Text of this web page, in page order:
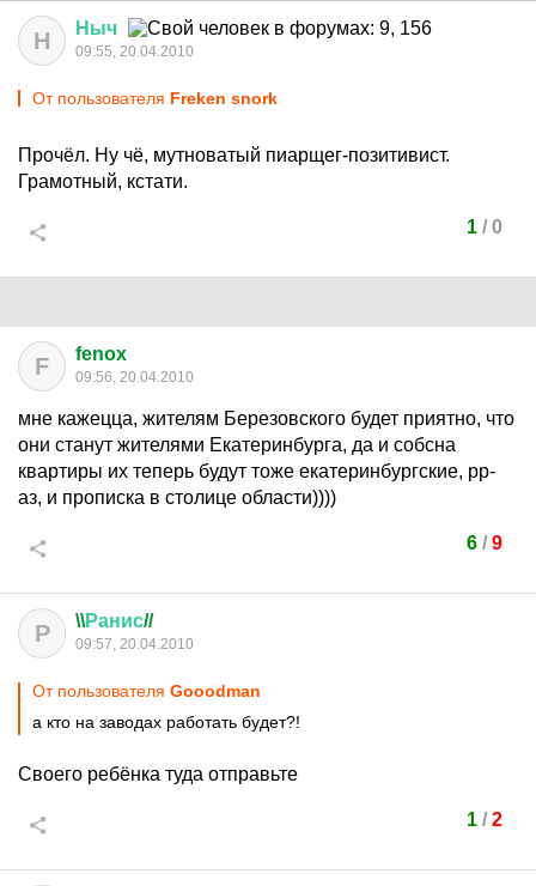
Н Ныч
09:55, 20.04.2010
От пользователя Freken snork
Прочёл. Ну чё, мутноватый пиарщег-позитивист.
Грамотный, кстати.
1/ 0
F fenox
09:56, 20.04.2010
мне кажецца, жителям Березовского будет приятно, что
они станут жителями Екатеринбурга, да и собсна
квартиры их теперь будут тоже екатеринбургские, рр-
аз, и прописка в столице области))))
6/ 9
Р \\Ранис//
09:57, 20.04.2010
От пользователя Gooodman
а кто на заводах работать будет?!
Своего ребёнка туда отправьте
1/ 2